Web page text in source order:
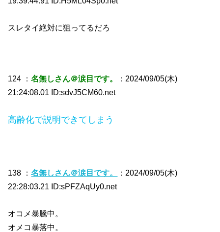
スレタイ絶対に狙ってるだろ
124 ：名無しさん＠涙目です。
：2024/09/05(木)
21:24:08.01 ID:sdvJ5CM60.net
高齢化で説明できてしまう
138 ：名無しさん＠涙目です。
：2024/09/05(木)
22:28:03.21 ID:sPFZAqUy0.net
オコメ暴騰中。
オメコ暴落中。